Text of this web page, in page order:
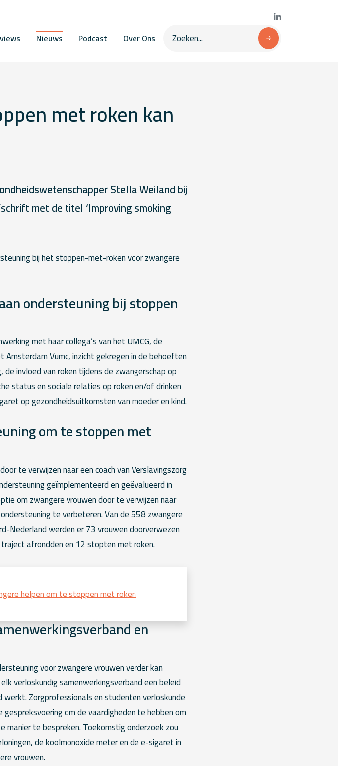
Nieuws Podcast Over Ons
met roken kan
Stella Weiland bij
met de titel ‘Improving smoking
bij het stoppen-met-roken voor zwangere
ondersteuning bij stoppen
met haar collega’s van het UMCG, de
Amsterdam Vumc, inzicht gekregen in de behoeften
invloed van roken tijdens de zwangerschap op
status en sociale relaties op roken en/of drinken
op gezondheidsuitkomsten van moeder en kind.
om te stoppen met
te verwijzen naar een coach van Verslavingszorg
geïmplementeerd en geëvalueerd in
om zwangere vrouwen door te verwijzen naar
te verbeteren. Van de 558 zwangere
Nederland werden er 73 vrouwen doorverwezen
afrondden en 12 stopten met roken.
helpen om te stoppen met roken
en
voor zwangere vrouwen verder kan
verloskundig samenwerkingsverband een beleid
Zorgprofessionals en studenten verloskunde
om de vaardigheden te hebben om
manier te bespreken. Toekomstig onderzoek zou
de koolmonoxide meter en de e-sigaret in
vrouwen.